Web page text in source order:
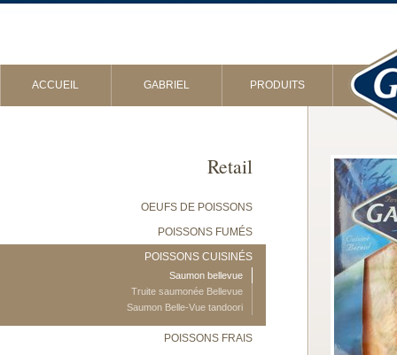
ACCUEIL GABRIEL PRODUITS
Retail
OEUFS DE POISSONS
POISSONS FUMÉS
POISSONS CUISINÉS
Saumon bellevue
Truite saumonée Bellevue
Saumon Belle-Vue tandoori
POISSONS FRAIS